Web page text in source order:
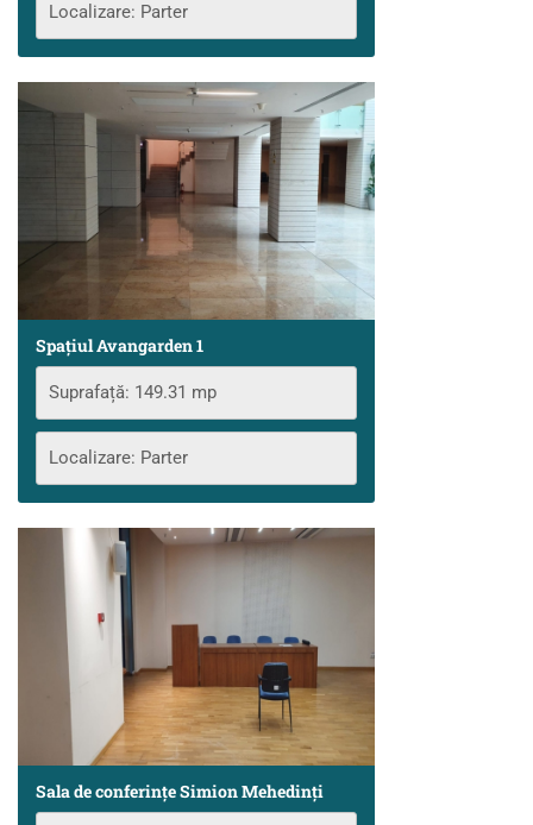
Localizare: Parter
Spațiul Avangarden 1
Suprafață: 149.31 mp
Localizare: Parter
Sala de conferințe Simion Mehedinți